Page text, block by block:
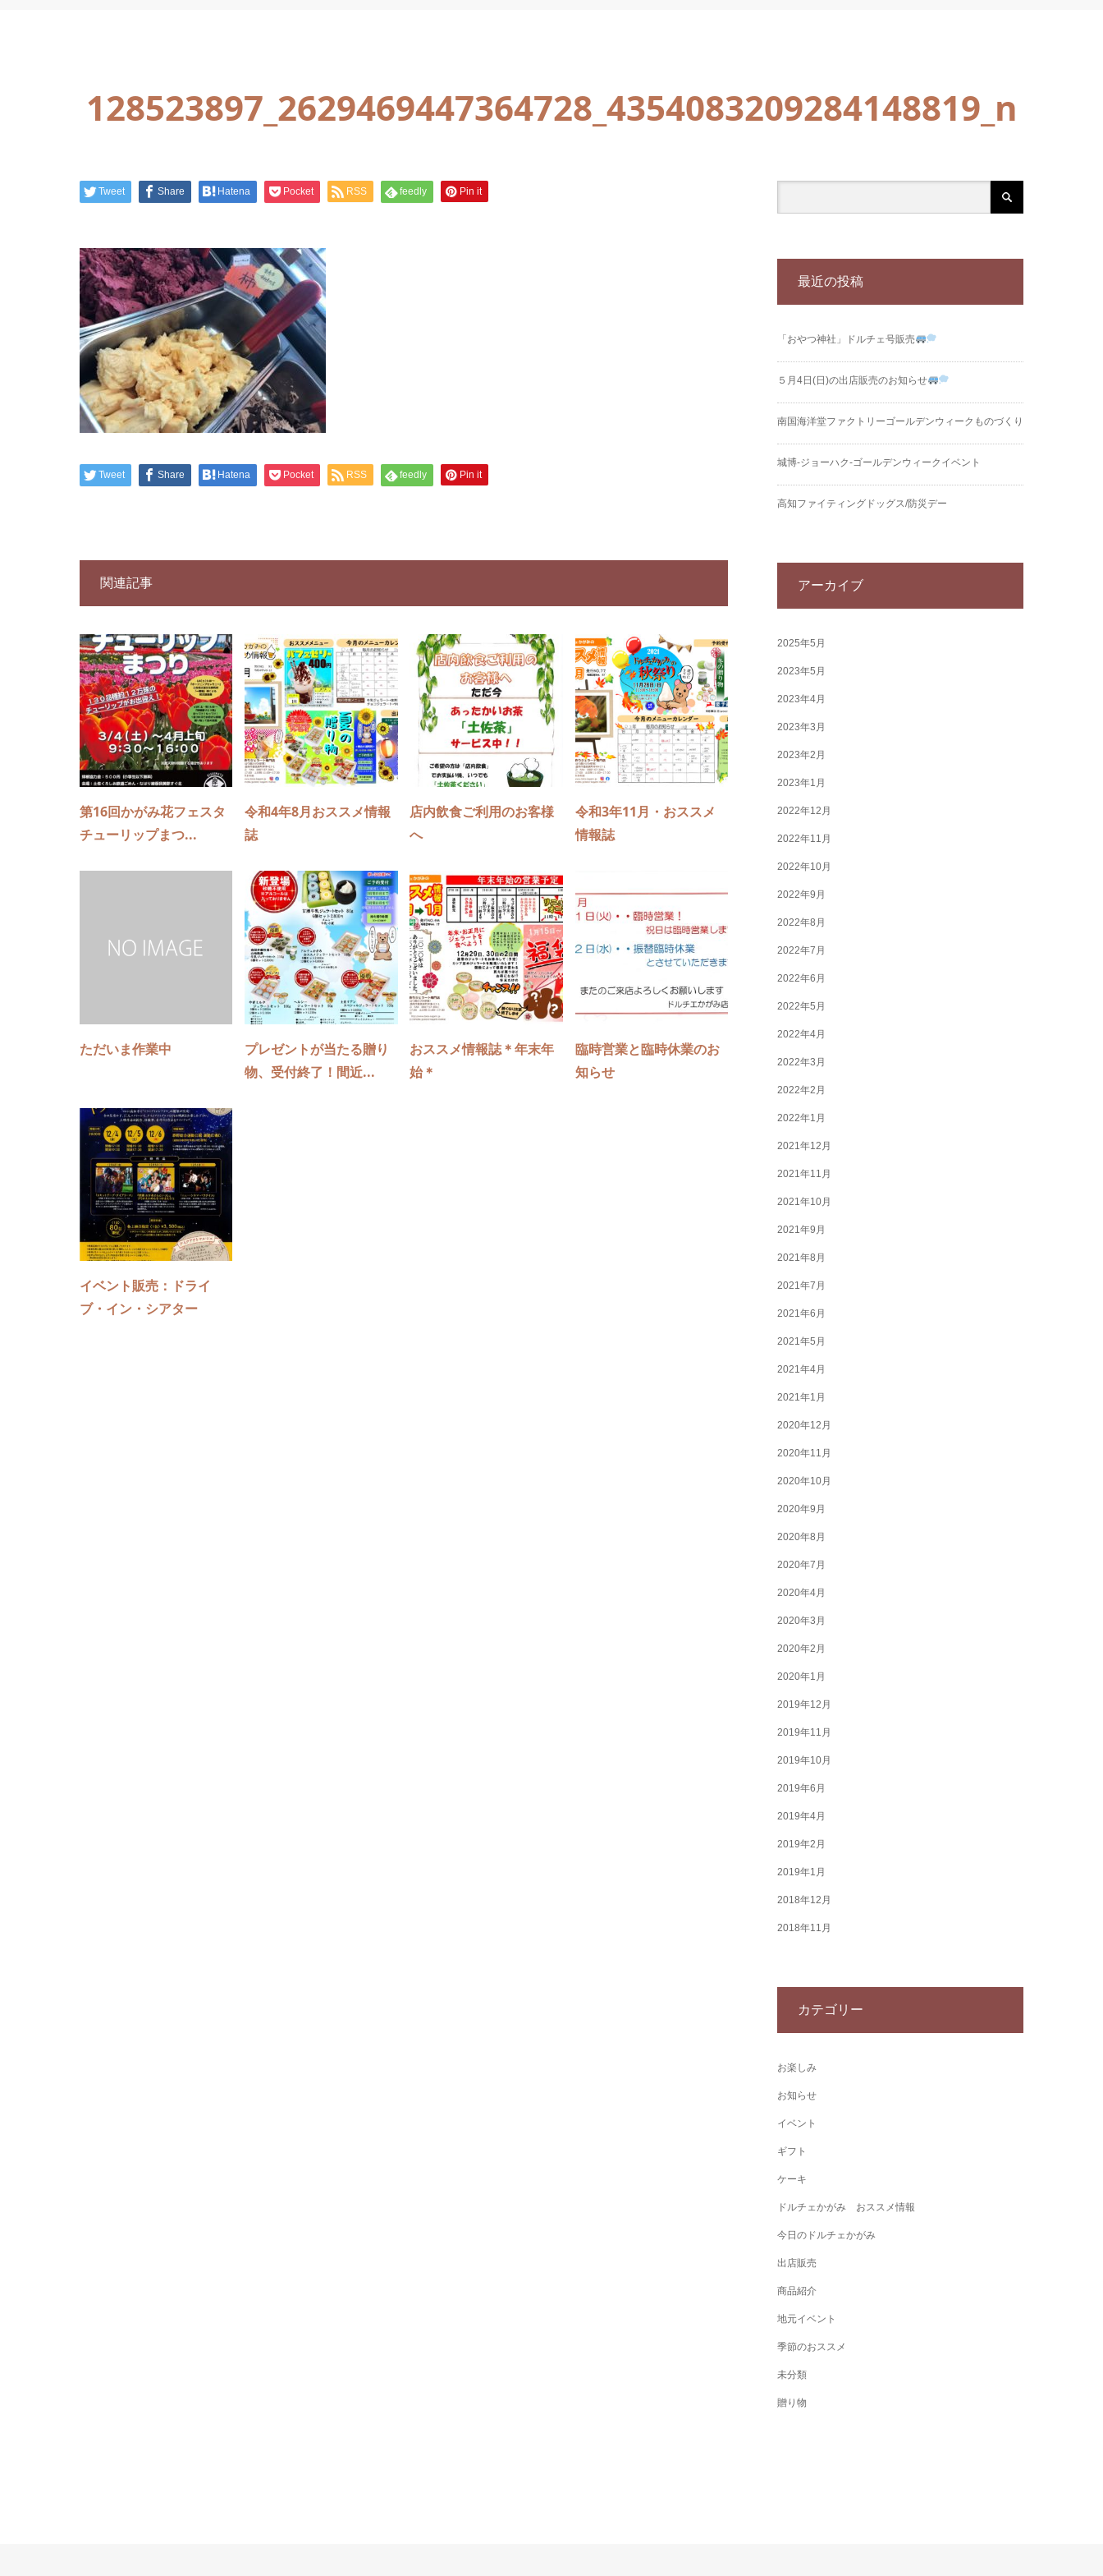
128523897_2629469447364728_4354083209284148819_n
Tweet Share Hatena Pocket RSS feedly Pin it
Tweet Share Hatena Pocket RSS feedly Pin it
関連記事
第16回かがみ花フェスタ
チューリップまつ...
令和4年8月おススメ情報
誌
店内飲食ご利用のお客様
へ
令和3年11月・おススメ
情報誌
ただいま作業中
プレゼントが当たる贈り
物、受付終了！間近...
おススメ情報誌＊年末年
始＊
臨時営業と臨時休業のお
知らせ
イベント販売：ドライ
ブ・イン・シアター
最近の投稿
「おやつ神社」ドルチェ号販売
５月4日(日)の出店販売のお知らせ
南国海洋堂ファクトリーゴールデンウィークものづくり
城博‐ジョーハク‐ゴールデンウィークイベント
高知ファイティングドッグス/防災デー
アーカイブ
2025年5月
2023年5月
2023年4月
2023年3月
2023年2月
2023年1月
2022年12月
2022年11月
2022年10月
2022年9月
2022年8月
2022年7月
2022年6月
2022年5月
2022年4月
2022年3月
2022年2月
2022年1月
2021年12月
2021年11月
2021年10月
2021年9月
2021年8月
2021年7月
2021年6月
2021年5月
2021年4月
2021年1月
2020年12月
2020年11月
2020年10月
2020年9月
2020年8月
2020年7月
2020年4月
2020年3月
2020年2月
2020年1月
2019年12月
2019年11月
2019年10月
2019年6月
2019年4月
2019年2月
2019年1月
2018年12月
2018年11月
カテゴリー
お楽しみ
お知らせ
イベント
ギフト
ケーキ
ドルチェかがみ おススメ情報
今日のドルチェかがみ
出店販売
商品紹介
地元イベント
季節のおススメ
未分類
贈り物